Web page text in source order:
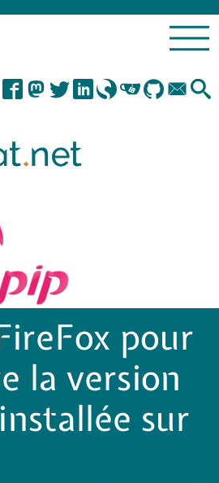
pour
la version
installée sur